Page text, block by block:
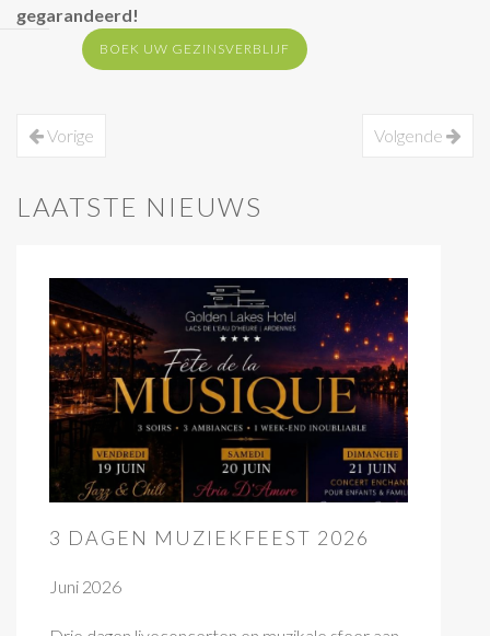
gegarandeerd!
BOEK UW GEZINSVERBLIJF
Vorige Volgende
LAATSTE NIEUWS
3 DAGEN MUZIEKFEEST 2026
Juni 2026